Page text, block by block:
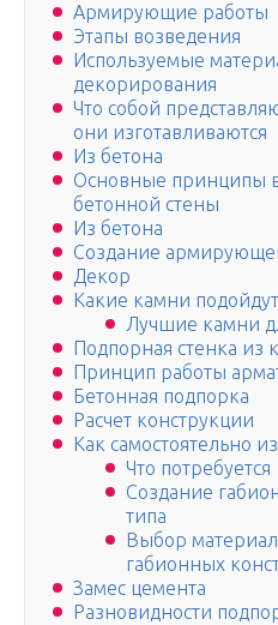
Армирующие работы
Этапы возведения
Используемые
декорирования
Что собой
они изготавливаются
Из бетона
Основные принципы
бетонной стены
Из бетона
Создание
Декор
Какие камни подойдут
Лучшие камни
Подпорная стенка из
Принцип работы
Бетонная подпорка
Расчет конструкции
Как самостоятельно
Что потребуется
Создание
типа
Выбор
габионных
Замес цемента
Разновидности